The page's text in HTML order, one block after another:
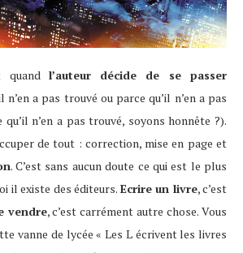
quand l’auteur décide de se passer
n’en a pas trouvé ou parce qu’il n’en a pas
n’en a pas trouvé, soyons honnête ?).
de tout : correction, mise en page et
. C’est sans aucun doute ce qui est le plus
il existe des éditeurs. Ecrire un livre, c’est
vendre, c’est carrément autre chose. Vous
vanne de lycée « Les L écrivent les livres